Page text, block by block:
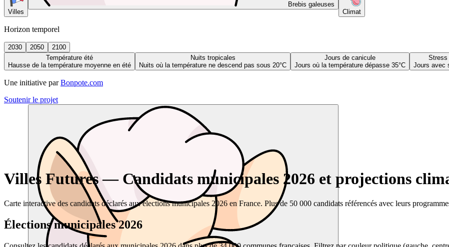
Villes
Brebis galeuses
Climat
Horizon temporel
2030 2050
2100
Température été
Hausse de la température moyenne en été
Nuits tropicales
Nuits où la température ne descend pas sous 20°C
Jours de canicule
Jours où la température dépasse 35°C
Stress
Jours avec
Une initiative par Bonpote.com
Soutenir le projet
Villes Futures — Candidats municipales 2026 et projections
Carte interactive des candidats déclarés aux élections municipales 2026 en France. Plus de 50 000 candidats référencés avec leurs
Élections municipales 2026